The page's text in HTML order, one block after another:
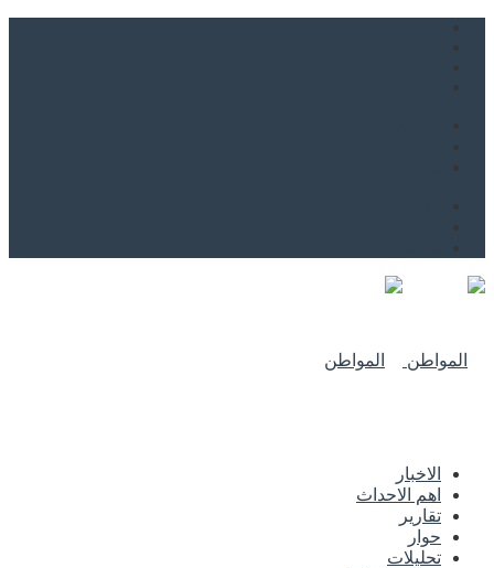
الاخبار
اهم الاحداث
تقارير
حوار
تحليلات